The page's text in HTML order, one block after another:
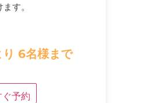
す。
6名様まで
ぐ予約